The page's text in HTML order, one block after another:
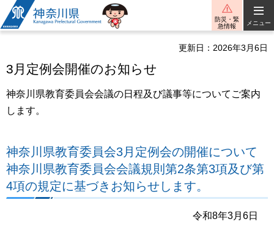
神奈川県
防災・緊
急情報
メニュー
更新日：2026年3月6日
3月定例会開催のお知らせ
神奈川県教育委員会会議の日程及び議事等についてご案内
します。
神奈川県教育委員会3月定例会の開催について
神奈川県教育委員会会議規則第2条第3項及び第
4項の規定に基づきお知らせします。
令和8年3月6日